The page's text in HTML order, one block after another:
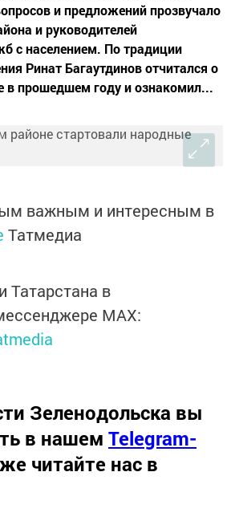
и предложений прозвучало
и руководителей
с населением. По традиции
Ринат Багаутдинов отчитался о
в прошедшем году и ознакомил...
важным и интересным в
Татмедиа
Татарстана в
MАХ:
Зеленодольска вы
в нашем Telegram-
читайте нас в